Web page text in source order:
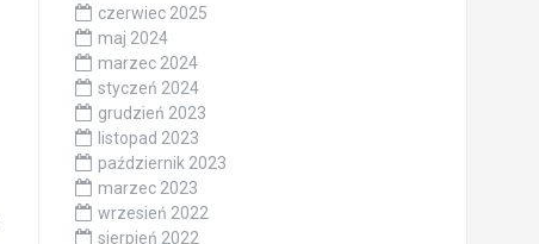
czerwiec 2025
maj 2024
marzec 2024
styczeń 2024
grudzień 2023
listopad 2023
październik 2023
marzec 2023
wrzesień 2022
sierpień 2022